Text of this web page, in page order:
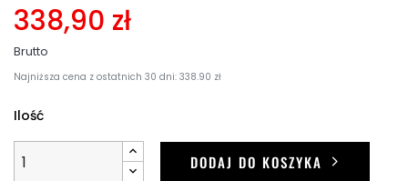
338,90 zł
Brutto
Najniższa cena z ostatnich 30 dni: 338.90 zł
Ilość
DODAJ DO KOSZYKA